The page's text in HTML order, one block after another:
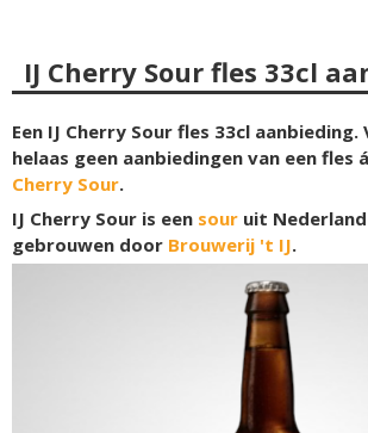
IJ Cherry Sour fles 33cl
Een IJ Cherry Sour fles 33cl aanbieding.
helaas geen aanbiedingen van een fles
Cherry Sour.
IJ Cherry Sour is een sour uit
gebrouwen door Brouwerij 't IJ.